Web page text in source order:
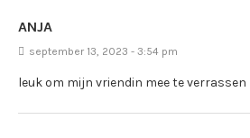
ANJA
september 13, 2023 - 3:54 pm
leuk om mijn vriendin mee te verrassen